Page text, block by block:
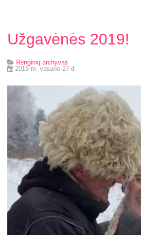
Užgavėnės 2019!
Renginių archyvas
2019 m. vasario 27 d.